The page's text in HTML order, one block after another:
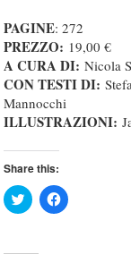
PAGINE: 272
PREZZO: 19,00 €
A CURA DI: Nicola
CON TESTI DI:
Mannocchi
ILLUSTRAZIONI:
Share this:
Click
to
(Opens
Click
to